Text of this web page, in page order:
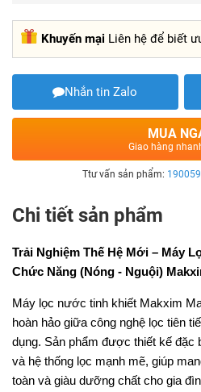
Khuyến mại Liên hệ để biết
Nhắn tin Zalo
MUA
Giao hàng
Ttư vấn sản phẩm:
Chi tiết sản phẩm
Trải Nghiệm Thế Hệ Mới – Máy
Chức Năng (Nóng - Nguội)
Máy lọc nước tinh khiết Makxim
hoàn hảo giữa công nghệ lọc tiên
dụng. Sản phẩm được thiết kế
và hệ thống lọc mạnh mẽ, giúp
toàn và giàu dưỡng chất cho gia